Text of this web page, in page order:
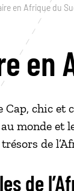
en Afrique du
en
chic et
monde et
de
de